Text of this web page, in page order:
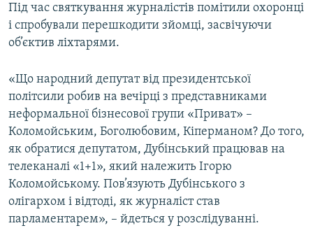
Під час святкування журналістів помітили охоронці
і спробували перешкодити зйомці, засвічуючи
об’єктив ліхтарями.
«Що народний депутат від президентської
політсили робив на вечірці з представниками
неформальної бізнесової групи «Приват» –
Коломойським, Боголюбовим, Кіперманом? До того,
як обратися депутатом, Дубінський працював на
телеканалі «1+1», який належить Ігорю
Коломойському. Пов’язують Дубінського з
олігархом і відтоді, як журналіст став
парламентарем», – йдеться у розслідуванні.